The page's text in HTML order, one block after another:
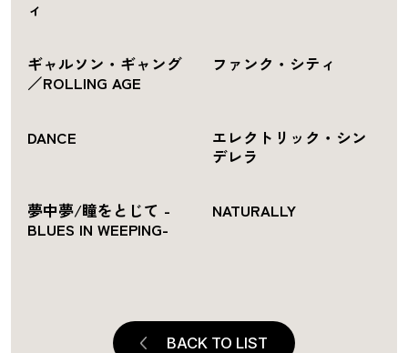
ィ
ギャルソン・ギャング
／ROLLING AGE
ファンク・シティ
DANCE
エレクトリック・シン
デレラ
夢中夢/瞳をとじて -
BLUES IN WEEPING-
NATURALLY
BACK TO LIST